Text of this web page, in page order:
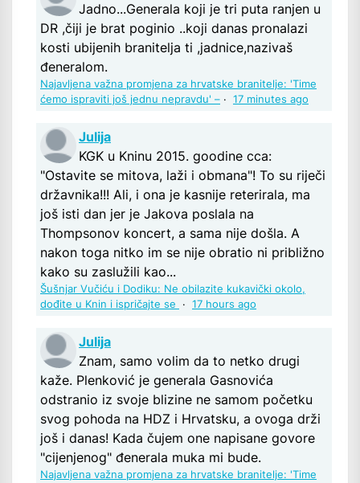
Jadno...Generala koji je tri puta ranjen u
DR ,čiji je brat poginio ..koji danas pronalazi
kosti ubijenih branitelja ti ,jadnice,nazivaš
đeneralom.
Najavljena važna promjena za hrvatske branitelje: 'Time
ćemo ispraviti još jednu nepravdu' – · 17 minutes ago
Julija
KGK u Kninu 2015. goodine cca:
"Ostavite se mitova, laži i obmana"! To su riječi
državnika!!! Ali, i ona je kasnije reterirala, ma
još isti dan jer je Jakova poslala na
Thompsonov koncert, a sama nije došla. A
nakon toga nitko im se nije obratio ni približno
kako su zaslužili kao...
Šušnjar Vučiću i Dodiku: Ne obilazite kukavički okolo,
dođite u Knin i ispričajte se
· 17 hours ago
Julija
Znam, samo volim da to netko drugi
kaže. Plenković je generala Gasnovića
odstranio iz svoje blizine ne samom početku
svog pohoda na HDZ i Hrvatsku, a ovoga drži
još i danas! Kada čujem one napisane govore
"cijenjenog" đenerala muka mi bude.
Najavljena važna promjena za hrvatske branitelje: 'Time